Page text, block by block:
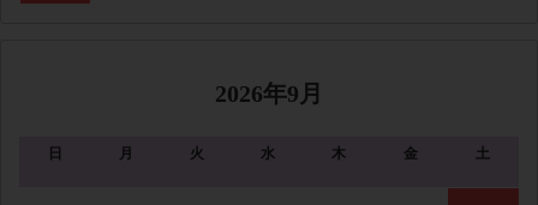
2026年9月
日 月 火 水 木 金 土